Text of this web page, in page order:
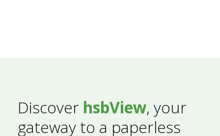
Discover hsbView, your
gateway to a paperless